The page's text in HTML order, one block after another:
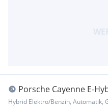
Porsche Cayenne E-
Hybrid Elektro/Benzin, Automatik,